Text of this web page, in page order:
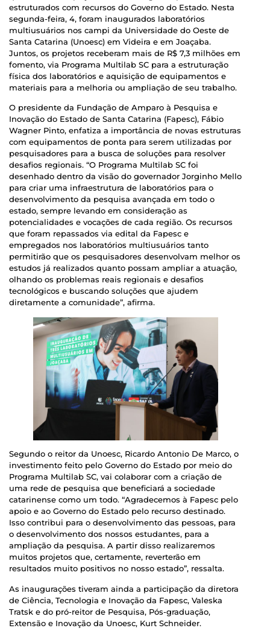
estruturados com recursos do Governo do Estado. Nesta
segunda-feira, 4, foram inaugurados laboratórios
multiusuários nos campi da Universidade do Oeste de
Santa Catarina (Unoesc) em Videira e em Joaçaba.
Juntos, os projetos receberam mais de R$ 7,3 milhões em
fomento, via Programa Multilab SC para a estruturação
física dos laboratórios e aquisição de equipamentos e
materiais para a melhoria ou ampliação de seu trabalho.
O presidente da Fundação de Amparo à Pesquisa e
Inovação do Estado de Santa Catarina (Fapesc), Fábio
Wagner Pinto, enfatiza a importância de novas estruturas
com equipamentos de ponta para serem utilizadas por
pesquisadores para a busca de soluções para resolver
desafios regionais. “O Programa Multilab SC foi
desenhado dentro da visão do governador Jorginho Mello
para criar uma infraestrutura de laboratórios para o
desenvolvimento da pesquisa avançada em todo o
estado, sempre levando em consideração as
potencialidades e vocações de cada região. Os recursos
que foram repassados via edital da Fapesc e
empregados nos laboratórios multiusuários tanto
permitirão que os pesquisadores desenvolvam melhor os
estudos já realizados quanto possam ampliar a atuação,
olhando os problemas reais regionais e desafios
tecnológicos e buscando soluções que ajudem
diretamente a comunidade”, afirma.
Segundo o reitor da Unoesc, Ricardo Antonio De Marco, o
investimento feito pelo Governo do Estado por meio do
Programa Multilab SC, vai colaborar com a criação de
uma rede de pesquisa que beneficiará a sociedade
catarinense como um todo. “Agradecemos à Fapesc pelo
apoio e ao Governo do Estado pelo recurso destinado.
Isso contribui para o desenvolvimento das pessoas, para
o desenvolvimento dos nossos estudantes, para a
ampliação da pesquisa. A partir disso realizaremos
muitos projetos que, certamente, reverterão em
resultados muito positivos no nosso estado”, ressalta.
As inaugurações tiveram ainda a participação da diretora
de Ciência, Tecnologia e Inovação da Fapesc, Valeska
Tratsk e do pró-reitor de Pesquisa, Pós-graduação,
Extensão e Inovação da Unoesc, Kurt Schneider.